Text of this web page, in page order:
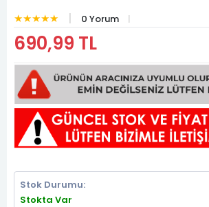
★★★★★ 0 Yorum
690,99 TL
Stok Durumu:
Stokta Var